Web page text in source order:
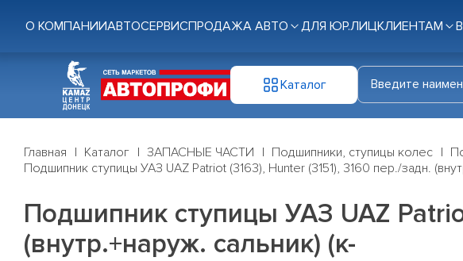
О КОМПАНИИАВТОСЕРВИСПРОДАЖА АВТО ДЛЯ ЮР.ЛИЦКЛИЕНТАМ
Каталог
Главная Каталог ЗАПАСНЫЕ ЧАСТИ Подшипники, ступицы колес
Подшипник ступицы УАЗ UAZ Patriot (3163), Hunter (3151), 3160 пер./задн.
Подшипник ступицы УАЗ UAZ
(внутр.+наруж. сальник) (к-